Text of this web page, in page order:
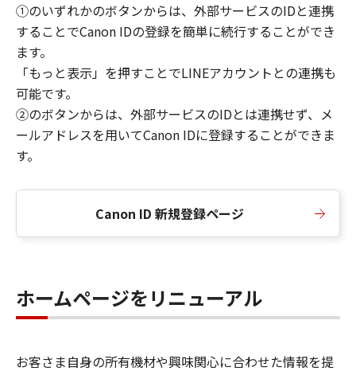
①のいずれかのボタンからは、外部サービスのIDと連携
することでCanon IDの登録を簡単に続行することができ
ます。
「もっと表示」を押すことでLINEアカウントとの連携も
可能です。
②のボタンからは、外部サービスのIDとは連携せず、メ
ールアドレスを用いてCanon IDに登録することができま
す。
Canon ID 新規登録ページ
ホームページをリニューアル
お客さま自身の所有機材や興味関心に合わせた情報を提